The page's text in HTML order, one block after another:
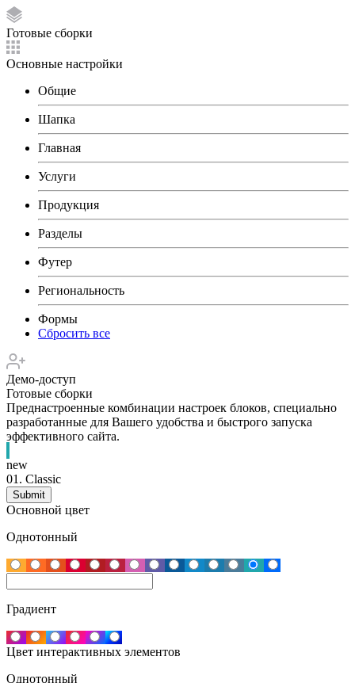
Готовые сборки
Основные настройки
Общие
Шапка
Главная
Услуги
Продукция
Разделы
Футер
Региональность
Формы
Сбросить все
Демо-доступ
Готовые сборки
Преднастроенные комбинации настроек блоков, специально
разработанные для Вашего удобства и быстрого запуска
эффективного сайта.
new
01. Classic
Основной цвет
Однотонный
Градиент
Цвет интерактивных элементов
Однотонный